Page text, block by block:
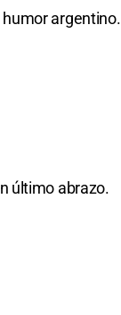
argentino.
último abrazo.